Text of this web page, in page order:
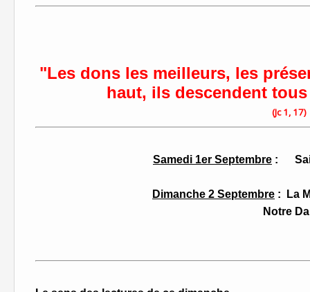
"Les dons les meilleurs, les
haut, ils descendent
(Jc 1, 17)
Samedi 1er Septembre :
Dimanche 2 Septembre :
La
Notre Dame de